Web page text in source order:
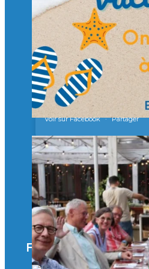
Merci à tous !
🎯 Taxe d’apprentissage
un numérique au service de
À l’Isep, nous formons des
Mastères Spécialisés, qui
valeurs humaines, au cœur
...Voir plus
il y a 2 mois
Voir sur Facebook · Partager
🚀Afterwork à Genève 🚀
🥳 Le 22 avril dernier,
en Suisse ont partagé
retrouvailles et
Merci à tous pour votre
CHEA pour
il y a 3 mois
Facebook